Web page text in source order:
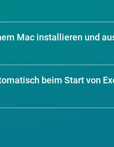
Mac installieren und
beim Start von